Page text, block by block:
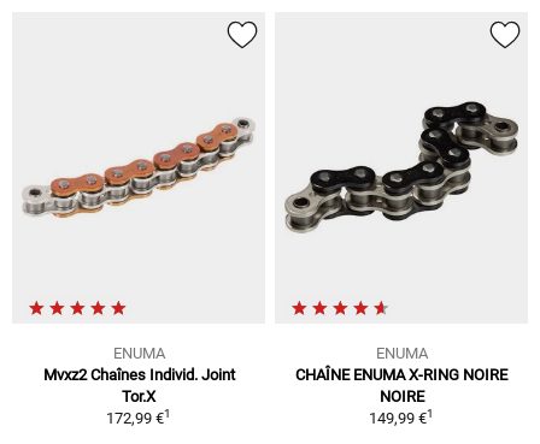
ENUMA
Mvxz2 Chaînes Individ. Joint
Tor.X
172,99 €1
ENUMA
CHAÎNE ENUMA X-RING NOIRE
NOIRE
149,99 €1